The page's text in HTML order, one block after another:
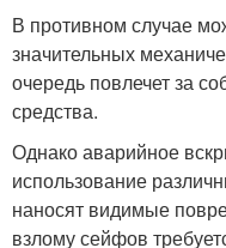
В противном случае
значительных
очередь повлечет за
средства.
Однако аварийное
использование
наносят видимые
взлому сейфов